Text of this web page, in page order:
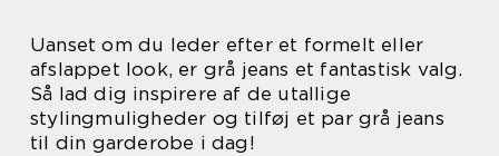
Uanset om du leder efter et formelt eller
afslappet look, er grå jeans et fantastisk valg.
Så lad dig inspirere af de utallige
stylingmuligheder og tilføj et par grå jeans
til din garderobe i dag!